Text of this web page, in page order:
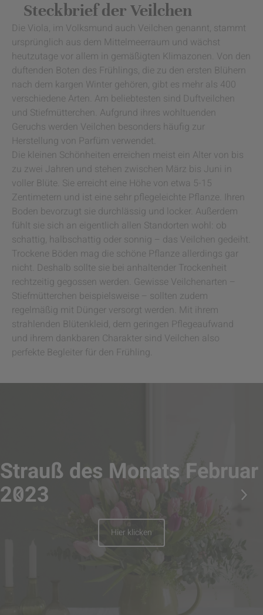
Steckbrief der Veilchen
Die Viola, im Volksmund auch Veilchen genannt, stammt
ursprünglich aus dem Mittelmeerraum und wächst
heutzutage vor allem in gemäßigten Klimazonen. Von den
duftenden Boten des Frühlings, die zu den ersten Blühern
nach dem kargen Winter gehören, gibt es mehr als 400
verschiedene Arten. Am beliebtesten sind Duftveilchen
und Stiefmütterchen. Aufgrund ihres wohltuenden
Geruchs werden Veilchen besonders häufig zur
Herstellung von Parfüm verwendet.
Die kleinen Schönheiten erreichen meist ein Alter von bis
zu zwei Jahren und stehen zwischen März bis Juni in
voller Blüte. Sie erreicht eine Höhe von etwa 5-15
Zentimetern und ist eine sehr pflegeleichte Pflanze. Ihren
Boden bevorzugt sie durchlässig und locker. Außerdem
fühlt sie sich an eigentlich allen Standorten wohl: ob
schattig, halbschattig oder sonnig – das Veilchen gedeiht.
Trockene Böden mag die schöne Pflanze allerdings gar
nicht. Deshalb sollte sie bei anhaltender Trockenheit
rechtzeitig gegossen werden. Gewisse Veilchenarten –
Stiefmütterchen beispielsweise – sollten zudem
regelmäßig mit Dünger versorgt werden. Mit ihrem
strahlenden Blütenkleid, dem geringen Pflegeaufwand
und ihrem dankbaren Charakter sind Veilchen also
perfekte Begleiter für den Frühling.
Strauß des Monats Februar
2023
Hier klicken